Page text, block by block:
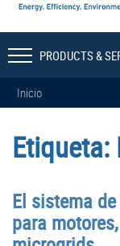
PRODUCTS &
Inicio
Etiqueta:
El sistema
para